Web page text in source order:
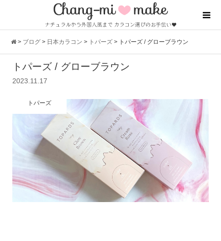
> ブログ > 日本カラコン > トパーズ > トパーズ / グローブラウン
トパーズ / グローブラウン
2023.11.17
トパーズ